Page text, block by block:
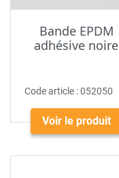
Bande EPDM
adhésive noire
Code article :052050
Voir le produit